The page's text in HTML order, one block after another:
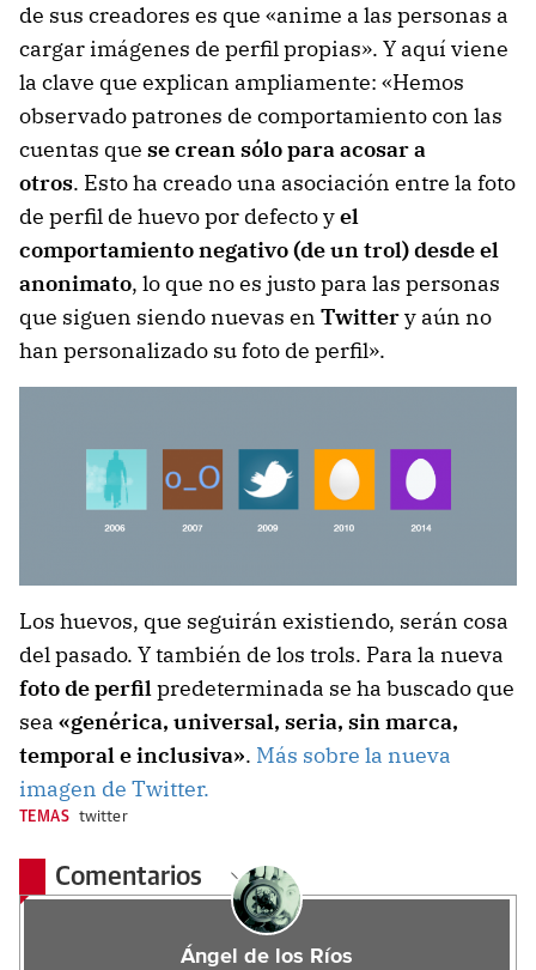
de sus creadores es que «anime a las personas a
cargar imágenes de perfil propias». Y aquí viene
la clave que explican ampliamente: «Hemos
observado patrones de comportamiento con las
cuentas que se crean sólo para acosar a
otros. Esto ha creado una asociación entre la foto
de perfil de huevo por defecto yel
comportamiento negativo (de un trol) desde el
anonimato, lo que no es justo para las personas
que siguen siendo nuevas en Twittery aún no
han personalizado su foto de perfil».
Los huevos, que seguirán existiendo, serán cosa
del pasado. Y también de los trols. Para la nueva
foto de perfilpredeterminada se ha buscado que
sea «genérica, universal, seria, sin marca,
temporal e inclusiva». Más sobre la nueva
imagen de Twitter.
TEMAS twitter
Comentarios
Ángel de los Ríos